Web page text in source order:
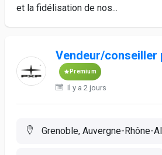
et la fidélisation de nos...
Vendeur/
Premium
Il y a 2 jours
Grenoble, Auvergne-Rhône-